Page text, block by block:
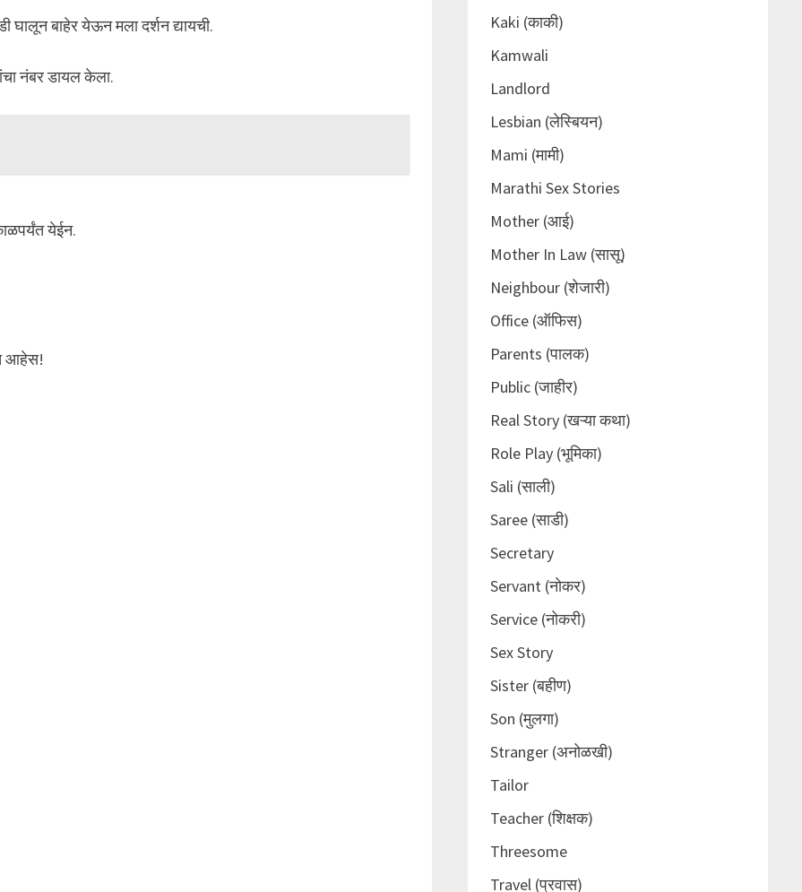
घालून बाहेर येऊन मला दर्शन द्यायची.
नंबर डायल केला.
येईन.
आहेस!
Kaki (काकी)
Kamwali
Landlord
Lesbian (लेस्बियन)
Mami (मामी)
Marathi Sex Stories
Mother (आई)
Mother In Law (सासू)
Neighbour (शेजारी)
Office (ऑफिस)
Parents (पालक)
Public (जाहीर)
Real Story (खऱ्या कथा)
Role Play (भूमिका)
Sali (साली)
Saree (साडी)
Secretary
Servant (नोकर)
Service (नोकरी)
Sex Story
Sister (बहीण)
Son (मुलगा)
Stranger (अनोळखी)
Tailor
Teacher (शिक्षक)
Threesome
Travel (प्रवास)